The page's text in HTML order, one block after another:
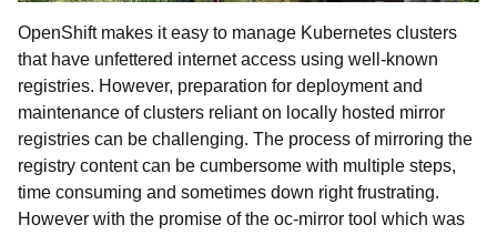
OpenShift makes it easy to manage Kubernetes clusters
that have unfettered internet access using well-known
registries. However, preparation for deployment and
maintenance of clusters reliant on locally hosted mirror
registries can be challenging. The process of mirroring the
registry content can be cumbersome with multiple steps,
time consuming and sometimes down right frustrating.
However with the promise of the oc-mirror tool which was